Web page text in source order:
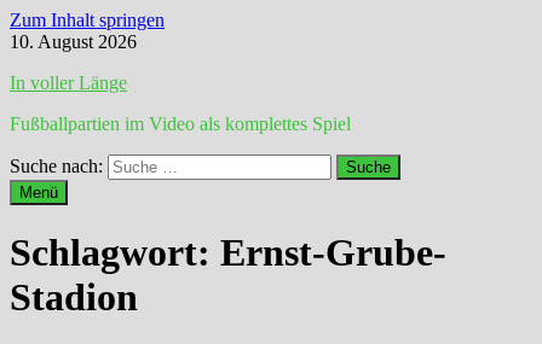
Zum Inhalt springen
10. August 2026
In voller Länge
Fußballpartien im Video als komplettes Spiel
Suche nach:
Menü
Schlagwort: Ernst-Grube-
Stadion